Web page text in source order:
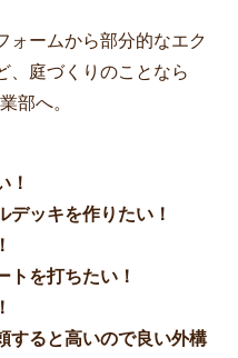
ォームから部分的なエク
、庭づくりのことなら
部へ。
！
デッキを作りたい！
トを打ちたい！
すると高いので良い外構